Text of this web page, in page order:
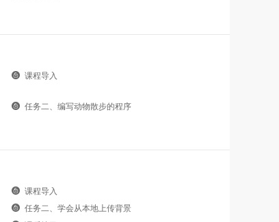
课程导入
任务二、编写动物散步的程序
课程导入
任务二、学会从本地上传背景